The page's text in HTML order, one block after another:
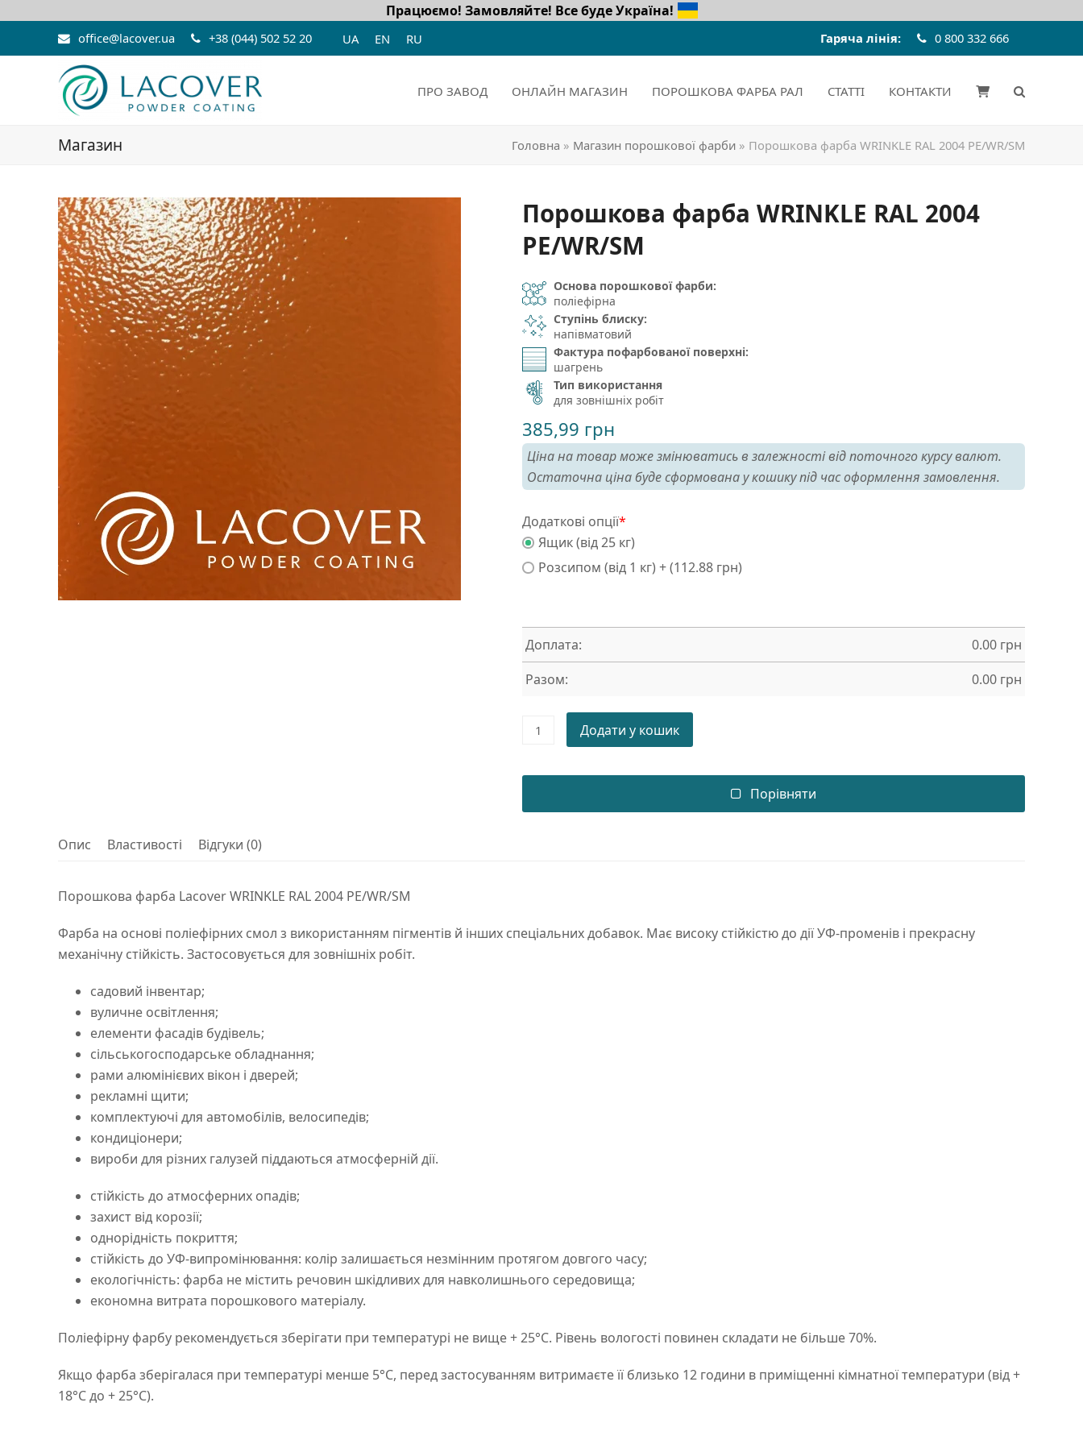
Працюємо! Замовляйте! Все буде Україна!
office@lacover.ua +38 (044) 502 52 20 UA EN RU Гаряча лінія: 0 800 332 666
ПРО ЗАВОД ОНЛАЙН МАГАЗИН ПОРОШКОВА ФАРБА РАЛ СТАТТІ КОНТАКТИ
Магазин Головна » Магазин порошкової фарби » Порошкова фарба WRINKLE RAL 2004 PE/WR/SM
Порошкова фарба WRINKLE RAL 2004
PE/WR/SM
Основа порошкової фарби:
поліефірна
Ступінь блиску:
напівматовий
Фактура пофарбованої поверхні:
шагрень
Тип використання
для зовнішніх робіт
385,99 грн
Ціна на товар може змінюватись в залежності від поточного курсу валют.
Остаточна ціна буде сформована у кошику під час оформлення замовлення.
Додаткові опції*
Ящик (від 25 кг)
Розсипом (від 1 кг) + (112.88 грн)
Доплата: 0.00 грн
Разом:
0.00 грн
Порошкова
2004
Додати у кошик
Порівняти
Опис Властивості Відгуки (0)
Порошкова фарба Lacover WRINKLE RAL 2004 PE/WR/SM
Фарба на основі поліефірних смол з використанням пігментів й інших спеціальних добавок. Має високу стійкістю до дії УФ-променів і прекрасну
механічну стійкість. Застосовується для зовнішніх робіт.
садовий інвентар;
вуличне освітлення;
елементи фасадів будівель;
сільськогосподарське обладнання;
рами алюмінієвих вікон і дверей;
рекламні щити;
комплектуючі для автомобілів, велосипедів;
кондиціонери;
вироби для різних галузей піддаються атмосферній дії.
стійкість до атмосферних опадів;
захист від корозії;
однорідність покриття;
стійкість до УФ-випромінювання: колір залишається незмінним протягом довгого часу;
екологічність: фарба не містить речовин шкідливих для навколишнього середовища;
економна витрата порошкового матеріалу.
Поліефірну фарбу рекомендується зберігати при температурі не вище + 25°C. Рівень вологості повинен складати не більше 70%.
Якщо фарба зберігалася при температурі менше 5°C, перед застосуванням витримаєте її близько 12 години в приміщенні кімнатної температури (від +
18°C до + 25°C).